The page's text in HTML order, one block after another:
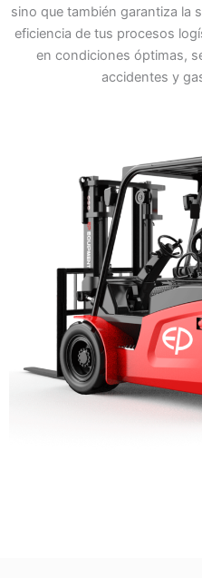
sino que también garantiza la
eficiencia de tus procesos
en condiciones óptimas,
accidentes y